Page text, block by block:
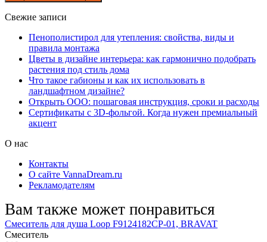
Свежие записи
Пенополистирол для утепления: свойства, виды и
правила монтажа
Цветы в дизайне интерьера: как гармонично подобрать
растения под стиль дома
Что такое габионы и как их использовать в
ландшафтном дизайне?
Открыть ООО: пошаговая инструкция, сроки и расходы
Сертификаты с 3D-фольгой. Когда нужен премиальный
акцент
О нас
Контакты
О сайте VannaDream.ru
Рекламодателям
Вам также может понравиться
Смеситель для душа Loop F9124182CP-01, BRAVAT
Смеситель